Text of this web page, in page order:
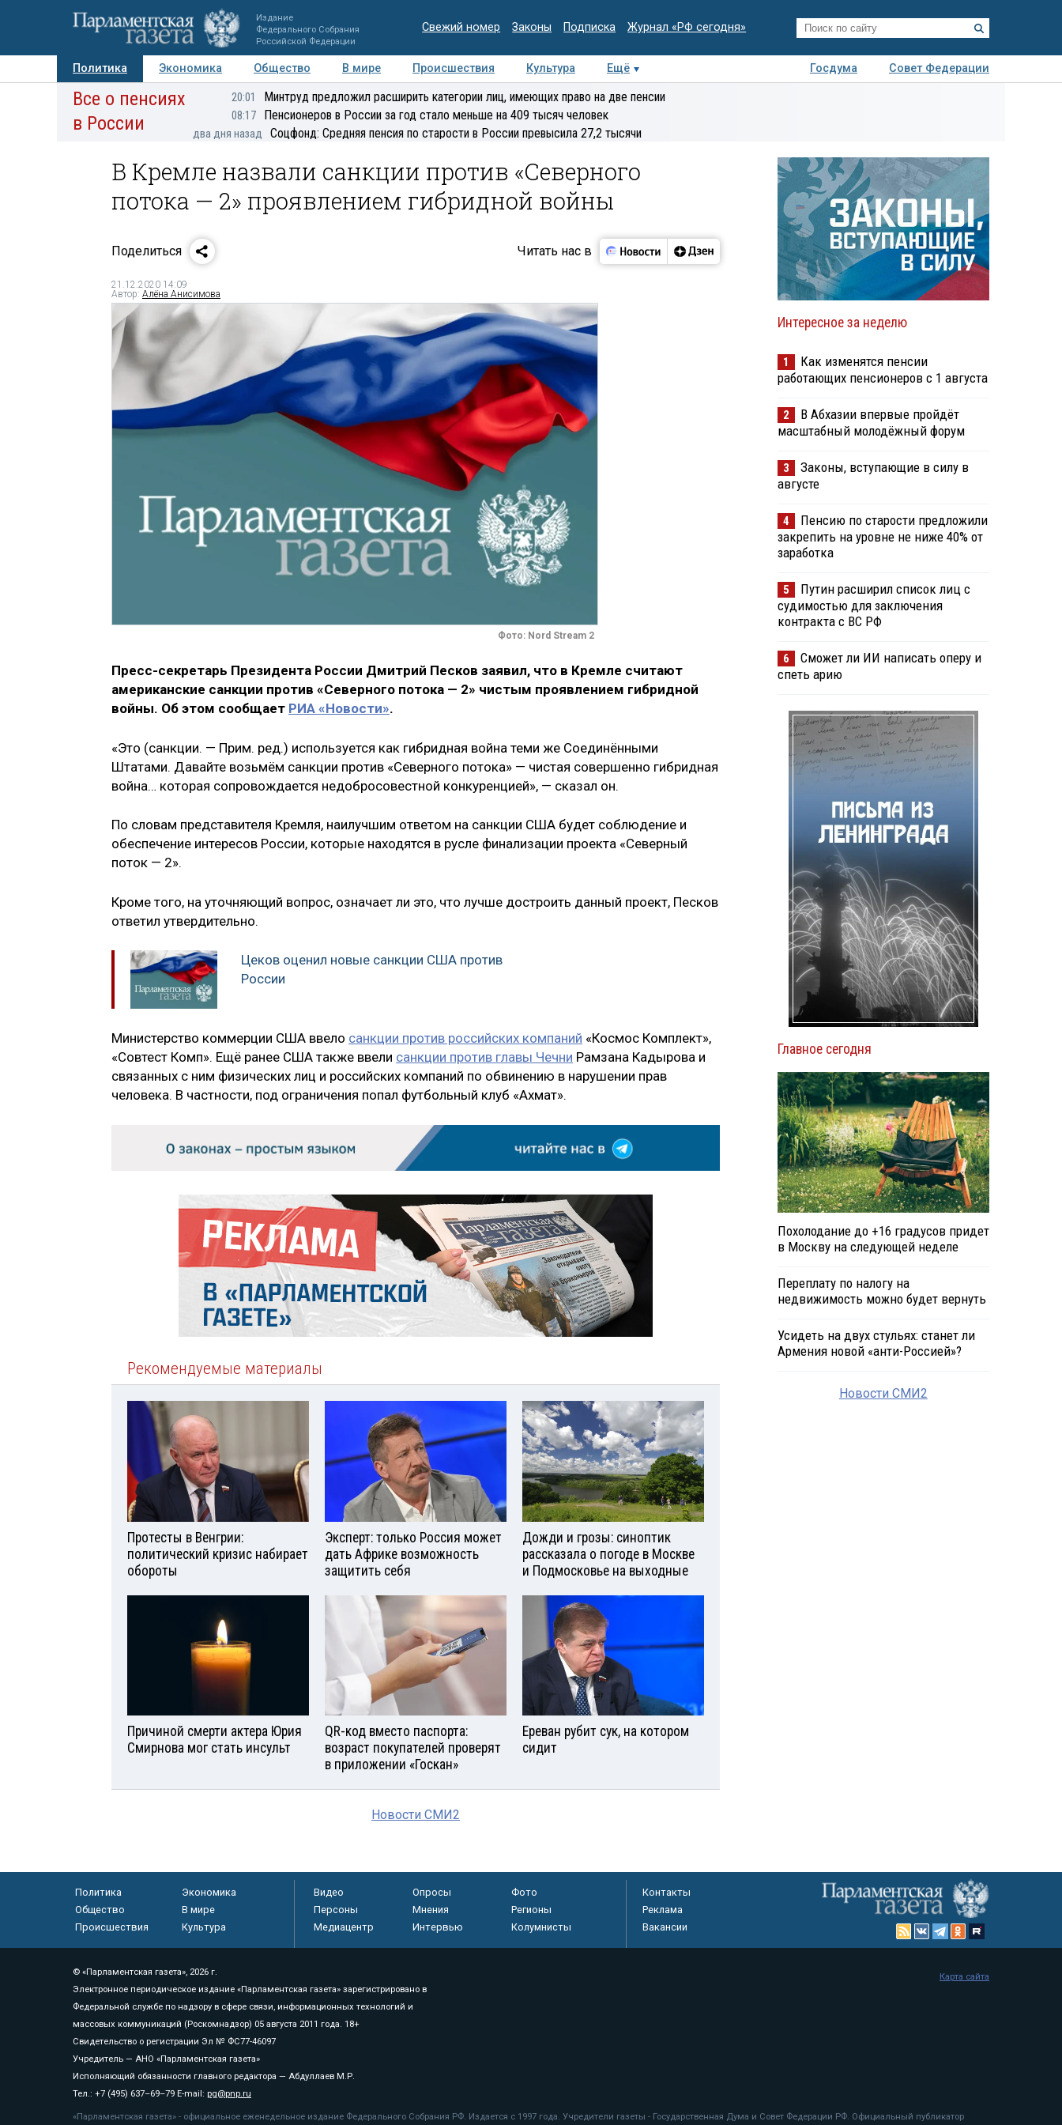
Издание
Федерального Собрания
Российской Федерации
Свежий номер Законы Подписка Журнал «РФ сегодня»
Политика Экономика Общество В мире Происшествия Культура Ещё Госдума
Совет Федерации
Авторы Персоны Мнения Регионы Медиацентр Интервью Колумнисты
Деловая
Все о пенсиях
в России
20:01 Минтруд предложил расширить категории лиц, имеющих право на две пенсии
08:17 Пенсионеров в России за год стало меньше на 409 тысяч человек
два дня назад Соцфонд: Средняя пенсия по старости в России превысила 27,2 тысячи
В Кремле назвали санкции против «Северного
потока — 2» проявлением гибридной войны
Поделиться Читать нас в
21.12.2020 14:09
Автор: Алёна Анисимова
Фото: Nord Stream 2
Пресс-секретарь Президента России Дмитрий Песков заявил, что в Кремле считают
американские санкции против «Северного потока — 2» чистым проявлением гибридной
войны. Об этом сообщает РИА «Новости».
«Это (санкции. — Прим. ред.) используется как гибридная война теми же Соединёнными
Штатами. Давайте возьмём санкции против «Северного потока» — чистая совершенно гибридная
война… которая сопровождается недобросовестной конкуренцией», — сказал он.
По словам представителя Кремля, наилучшим ответом на санкции США будет соблюдение и
обеспечение интересов России, которые находятся в русле финализации проекта «Северный
поток — 2».
Кроме того, на уточняющий вопрос, означает ли это, что лучше достроить данный проект, Песков
ответил утвердительно.
Цеков оценил новые санкции США против
России
Министерство коммерции США ввело санкции против российских компаний «Космос Комплект»,
«Совтест Комп». Ещё ранее США также ввели санкции против главы Чечни Рамзана Кадырова и
связанных с ним физических лиц и российских компаний по обвинению в нарушении прав
человека. В частности, под ограничения попал футбольный клуб «Ахмат».
Рекомендуемые материалы
Протесты в Венгрии:
политический кризис набирает
обороты
Эксперт: только Россия может
дать Африке возможность
защитить себя
Дожди и грозы: синоптик
рассказала о погоде в Москве
и Подмосковье на выходные
Причиной смерти актера Юрия
Смирнова мог стать инсульт
QR-код вместо паспорта:
возраст покупателей проверят
в приложении «Госкан»
Ереван рубит сук, на котором
сидит
Новости СМИ2
Интересное за неделю
1
Как изменятся пенсии
работающих пенсионеров с 1 августа
2
В Абхазии впервые пройдёт
масштабный молодёжный форум
3
Законы, вступающие в силу в
августе
4
Пенсию по старости предложили
закрепить на уровне не ниже 40% от
заработка
5
Путин расширил список лиц с
судимостью для заключения
контракта с ВС РФ
6
Сможет ли ИИ написать оперу и
спеть арию
Главное сегодня
Похолодание до +16 градусов придет
в Москву на следующей неделе
Переплату по налогу на
недвижимость можно будет вернуть
Усидеть на двух стульях: станет ли
Армения новой «анти-Россией»?
Новости СМИ2
Политика
Экономика
Общество
В мире
Происшествия
Культура
Видео Опросы
Фото
Персоны
Мнения
Регионы
Медиацентр
Интервью Колумнисты
Контакты
Реклама
Вакансии
© «Парламентская газета», 2026 г.
Электронное периодическое издание «Парламентская газета» зарегистрировано в
Федеральной службе по надзору в сфере связи, информационных технологий и
массовых коммуникаций (Роскомнадзор) 05 августа 2011 года. 18+
Свидетельство о регистрации Эл № ФС77-46097
Учредитель — АНО «Парламентская газета»
Исполняющий обязанности главного редактора — Абдуллаев М.Р.
Тел.: +7 (495) 637–69–79 E-mail: pg@pnp.ru
«Парламентская газета» - официальное еженедельное издание Федерального Собрания РФ. Издается с 1997 года. Учредители газеты - Государственная Дума и Совет Федерации РФ. Официальный публикатор
Карта сайта